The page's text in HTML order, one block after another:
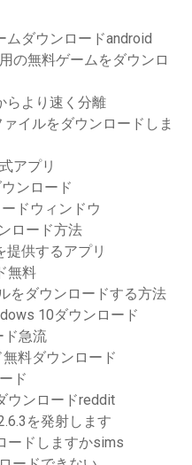
ダウンロードandroid
の無料ゲームをダウンロ
らより速く分離
イルをダウンロードしま
アプリ
ンロード
ドウィンドウ
ロード方法
提供するアプリ
無料
をダウンロードする方法
10ダウンロード
ド急流
料ダウンロード
ド
ウンロードreddit
を発射します
ードしますかsims